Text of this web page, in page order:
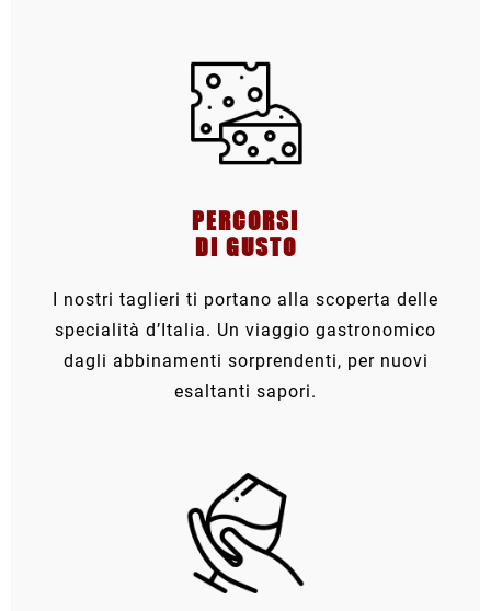
PERCORSI
DI GUSTO
I nostri taglieri ti portano alla scoperta delle
specialità d’Italia. Un viaggio gastronomico
dagli abbinamenti sorprendenti, per nuovi
esaltanti sapori.